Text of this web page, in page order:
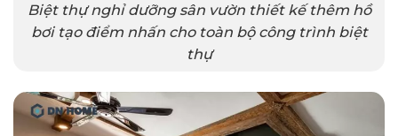
Biệt thự nghỉ dưỡng sân vườn thiết kế thêm hồ
bơi tạo điểm nhấn cho toàn bộ công trình biệt
thự